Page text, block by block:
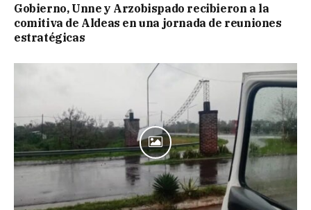
Gobierno, Unne y Arzobispado recibieron a la
comitiva de Aldeas en una jornada de reuniones
estratégicas